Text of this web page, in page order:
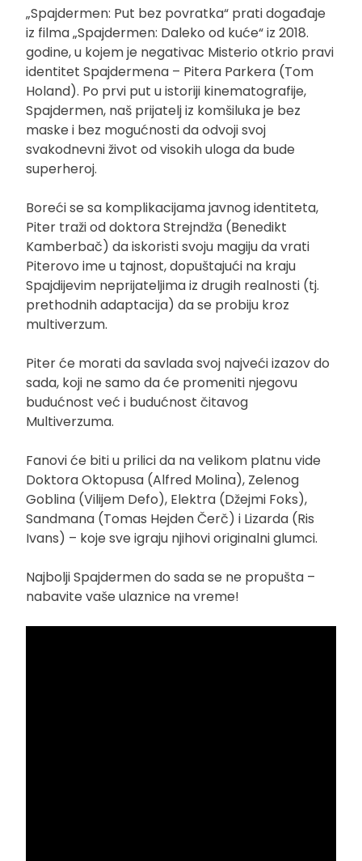
„Spajdermen: Put bez povratka“ prati događaje
iz filma „Spajdermen: Daleko od kuće“ iz 2018.
godine, u kojem je negativac Misterio otkrio pravi
identitet Spajdermena – Pitera Parkera (Tom
Holand). Po prvi put u istoriji kinematografije,
Spajdermen, naš prijatelj iz komšiluka je bez
maske i bez mogućnosti da odvoji svoj
svakodnevni život od visokih uloga da bude
superheroj.
Boreći se sa komplikacijama javnog identiteta,
Piter traži od doktora Strejndža (Benedikt
Kamberbač) da iskoristi svoju magiju da vrati
Piterovo ime u tajnost, dopuštajući na kraju
Spajdijevim neprijateljima iz drugih realnosti (tj.
prethodnih adaptacija) da se probiju kroz
multiverzum.
Piter će morati da savlada svoj najveći izazov do
sada, koji ne samo da će promeniti njegovu
budućnost već i budućnost čitavog
Multiverzuma.
Fanovi će biti u prilici da na velikom platnu vide
Doktora Oktopusa (Alfred Molina), Zelenog
Goblina (Vilijem Defo), Elektra (Džejmi Foks),
Sandmana (Tomas Hejden Čerč) i Lizarda (Ris
Ivans) – koje sve igraju njihovi originalni glumci.
Najbolji Spajdermen do sada se ne propušta –
nabavite vaše ulaznice na vreme!